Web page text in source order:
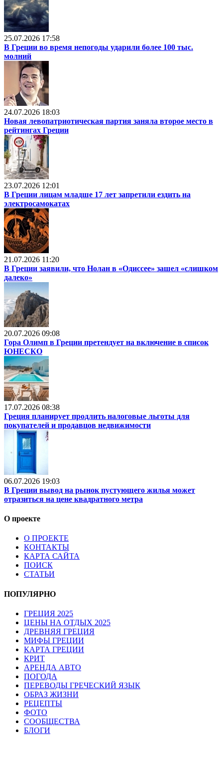
25.07.2026 17:58
В Греции во время непогоды ударили более 100 тыс.
молний
24.07.2026 18:03
Новая левопатриотическая партия заняла второе место в
рейтингах Греции
23.07.2026 12:01
В Греции лицам младше 17 лет запретили ездить на
электросамокатах
21.07.2026 11:20
В Греции заявили, что Нолан в «Одиссее» зашел «слишком
далеко»
20.07.2026 09:08
Гора Олимп в Греции претендует на включение в список
ЮНЕСКО
17.07.2026 08:38
Греция планирует продлить налоговые льготы для
покупателей и продавцов недвижимости
06.07.2026 19:03
В Греции вывод на рынок пустующего жилья может
отразиться на цене квадратного метра
О проекте
О ПРОЕКТЕ
КОНТАКТЫ
КАРТА САЙТА
ПОИСК
СТАТЬИ
ПОПУЛЯРНО
ГРЕЦИЯ 2025
ЦЕНЫ НА ОТДЫХ 2025
ДРЕВНЯЯ ГРЕЦИЯ
МИФЫ ГРЕЦИИ
КАРТА ГРЕЦИИ
КРИТ
АРЕНДА АВТО
ПОГОДА
ПЕРЕВОДЫ ГРЕЧЕСКИЙ ЯЗЫК
ОБРАЗ ЖИЗНИ
РЕЦЕПТЫ
ФОТО
СООБЩЕСТВА
БЛОГИ